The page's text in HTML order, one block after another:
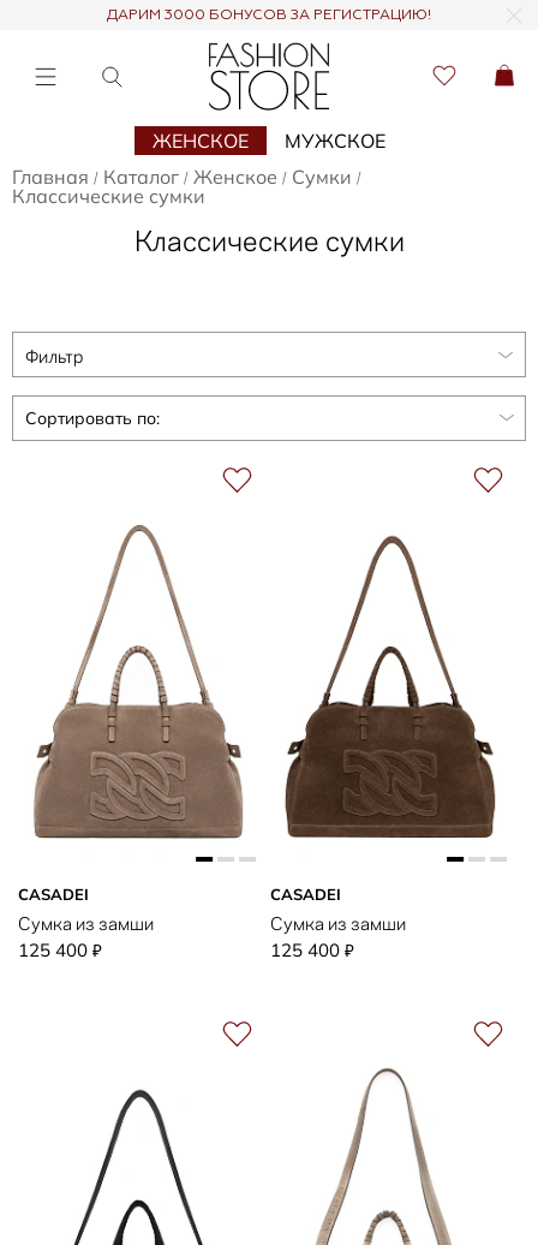
ДАРИМ 3000 БОНУСОВ ЗА РЕГИСТРАЦИЮ!
ЖЕНСКОЕ
МУЖСКОЕ
Главная / Каталог / Женское / Сумки /
Классические сумки
Классические сумки
Фильтр
Сортировать по:
CASADEI
Сумка из замши
125 400 ₽
CASADEI
Сумка из замши
125 400 ₽